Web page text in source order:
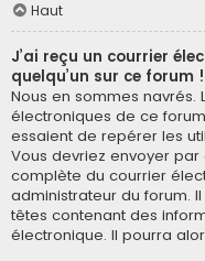
Haut
J’ai reçu un courrier
quelqu’un sur ce forum !
Nous en sommes navrés.
électroniques de ce
essaient de repérer les
Vous devriez envoyer
complète du courrier
administrateur du forum.
têtes contenant des
électronique. Il pourra